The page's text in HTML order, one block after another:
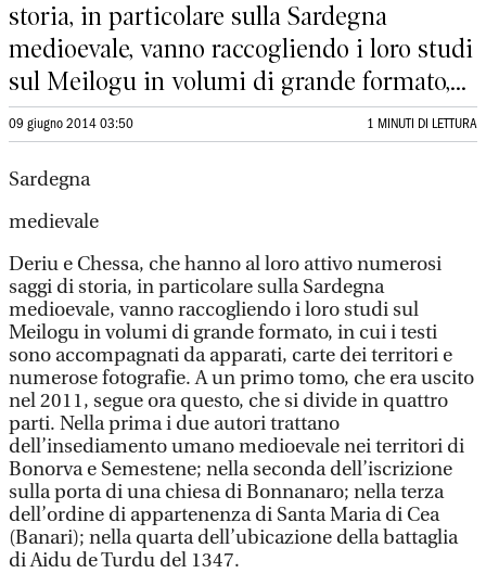
storia, in particolare sulla Sardegna
medioevale, vanno raccogliendo i loro studi
sul Meilogu in volumi di grande formato,...
09 giugno 2014 03:50 1 MINUTI DI LETTURA
Sardegna
medievale
Deriu e Chessa, che hanno al loro attivo numerosi
saggi di storia, in particolare sulla Sardegna
medioevale, vanno raccogliendo i loro studi sul
Meilogu in volumi di grande formato, in cui i testi
sono accompagnati da apparati, carte dei territori e
numerose fotografie. A un primo tomo, che era uscito
nel 2011, segue ora questo, che si divide in quattro
parti. Nella prima i due autori trattano
dell’insediamento umano medioevale nei territori di
Bonorva e Semestene; nella seconda dell’iscrizione
sulla porta di una chiesa di Bonnanaro; nella terza
dell’ordine di appartenenza di Santa Maria di Cea
(Banari); nella quarta dell’ubicazione della battaglia
di Aidu de Turdu del 1347.